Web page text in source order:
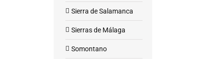
Sierra de Salamanca
Sierras de Málaga
Somontano